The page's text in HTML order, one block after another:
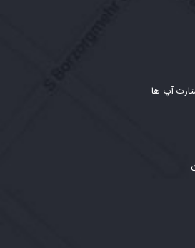
آپ ها